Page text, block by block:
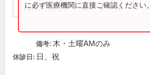
13:30～18:00 ● ● ●
に必ず医療機関に直接ご確認ください。
備考: 木・土曜AMのみ
休診日: 日、祝